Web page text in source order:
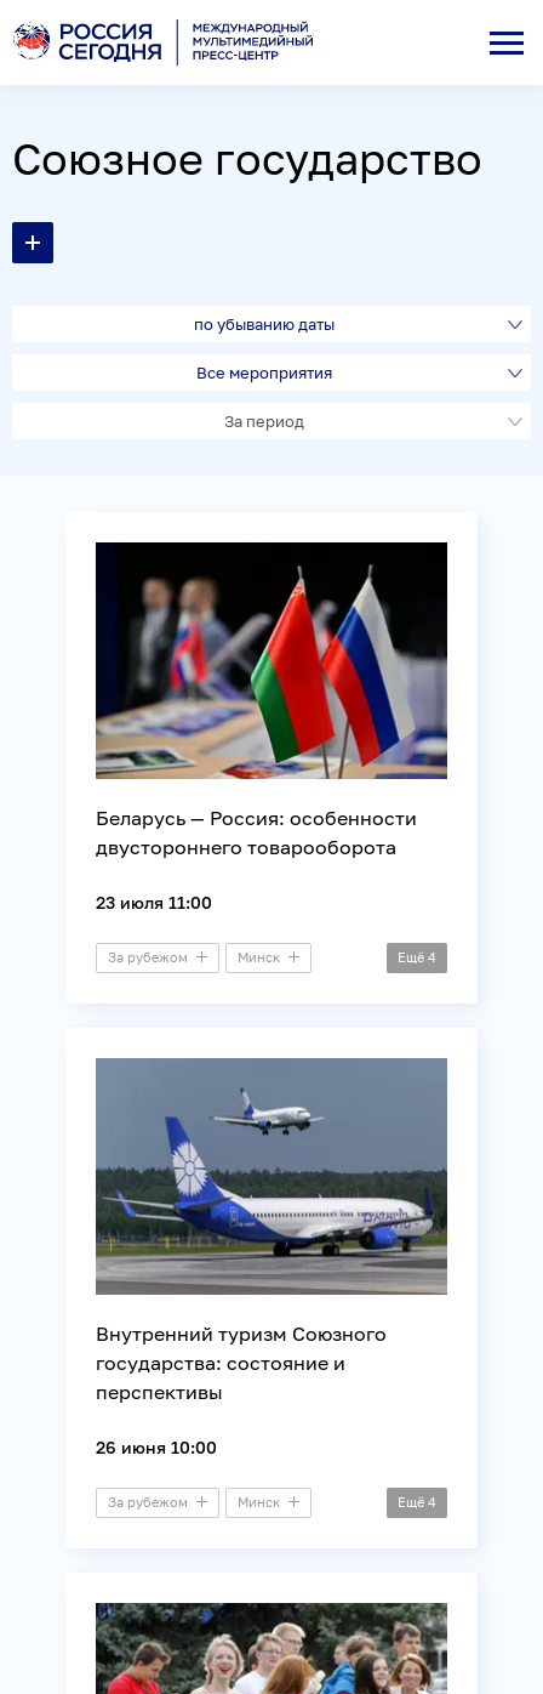
Союзное государство
по убыванию даты
Все мероприятия
За период
Беларусь — Россия: особенности
двустороннего товарооборота
23 июля 11:00
За рубежом Минск Ещё 4
Внутренний туризм Союзного
государства: состояние и
перспективы
26 июня 10:00
За рубежом Минск
Союзное государство Туризм
Ещё 4